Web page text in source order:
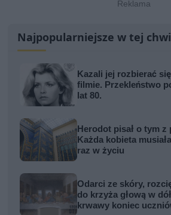
Najpopularniejsze w tej
Kazali jej rozbierać
filmie. Przekleństwo
lat 80.
Herodot pisał o tym z
Każda kobieta
raz w życiu
Odarci ze skóry,
do krzyża głową w
krwawy koniec